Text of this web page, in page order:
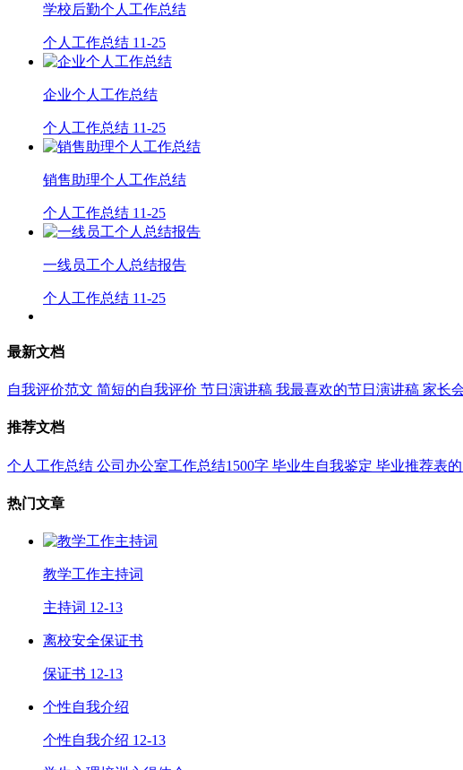
学校后勤个人工作总结
个人工作总结 11-25
企业个人工作总结
个人工作总结 11-25
销售助理个人工作总结
个人工作总结 11-25
一线员工个人总结报告
个人工作总结 11-25
最新文档
自我评价范文 简短的自我评价 节日演讲稿 我最喜欢的节日演讲稿 家长
推荐文档
个人工作总结 公司办公室工作总结1500字 毕业生自我鉴定 毕业推荐表
热门文章
教学工作主持词
主持词 12-13
离校安全保证书
保证书 12-13
个性自我介绍
个性自我介绍 12-13